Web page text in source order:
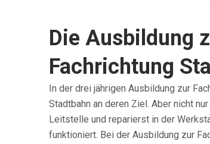
Die Ausbildung
Fachrichtung
In der drei jährigen Ausbildung zur
Stadtbahn an deren Ziel. Aber nicht
Leitstelle und reparierst in der
funktioniert. Bei der Ausbildung zur